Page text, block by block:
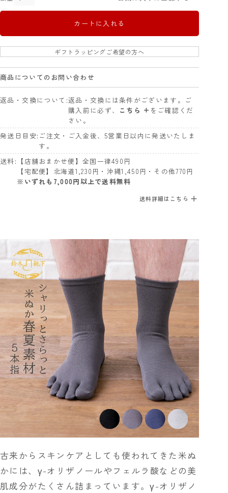
カートに入れる
ギフトラッピングご希望の方へ
商品についてのお問い合わせ
返品・交換について 返品・交換には条件がございます。ご
購入前に必ず、 こちら + をご確認くだ
さい。
発送日目安 ご注文・ご入金後、5営業日以内に発送いたしま
す。
送料
【店舗おまかせ便】全国一律490円
【宅配便】北海道1,230円・沖縄1,450円・その他770円
※いずれも7,000円以上で送料無料
送料詳細はこちら
古来からスキンケアとしても使われてきた米ぬ
かには、γ-オリザノールやフェルラ酸などの美
肌成分がたくさん詰まっています。γ-オリザノ